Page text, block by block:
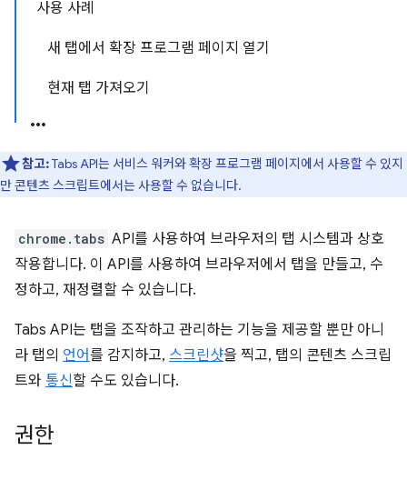
사용 사례
새 탭에서 확장 프로그램 페이지 열기
현재 탭 가져오기
참고:Tabs API는 서비스 워커와 확장 프로그램 페이지에서 사용할 수 있지
만 콘텐츠 스크립트에서는 사용할 수 없습니다.
chrome.tabs API를 사용하여 브라우저의 탭 시스템과 상호
작용합니다. 이 API를 사용하여 브라우저에서 탭을 만들고, 수
정하고, 재정렬할 수 있습니다.
Tabs API는 탭을 조작하고 관리하는 기능을 제공할 뿐만 아니
라 탭의 언어를 감지하고, 스크린샷을 찍고, 탭의 콘텐츠 스크립
트와 통신할 수도 있습니다.
권한